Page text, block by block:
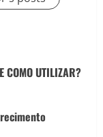
COMO UTILIZAR?